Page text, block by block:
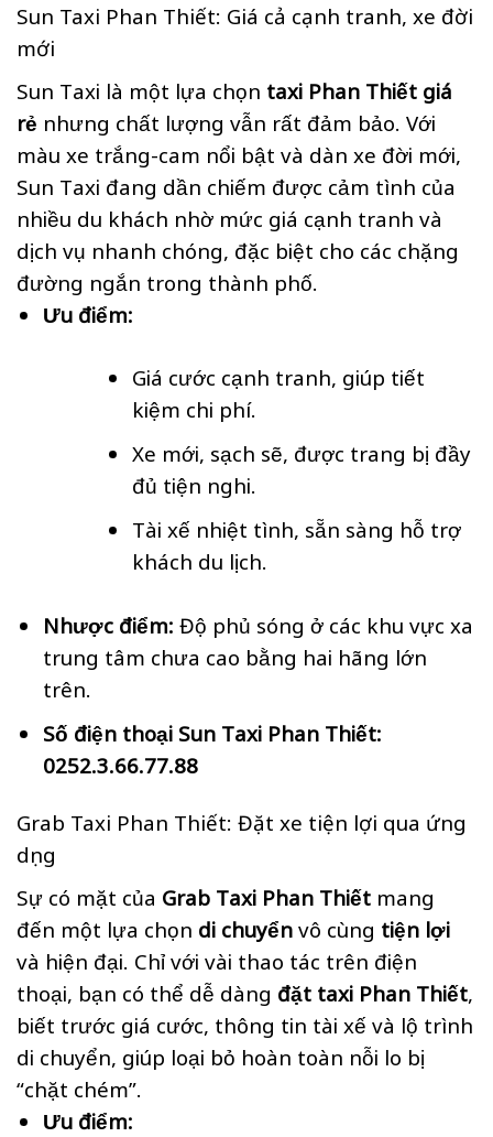
Sun Taxi Phan Thiết: Giá cả cạnh tranh, xe đời
mới
Sun Taxi là một lựa chọn taxi Phan Thiết giá
rẻ nhưng chất lượng vẫn rất đảm bảo. Với
màu xe trắng-cam nổi bật và dàn xe đời mới,
Sun Taxi đang dần chiếm được cảm tình của
nhiều du khách nhờ mức giá cạnh tranh và
dịch vụ nhanh chóng, đặc biệt cho các chặng
đường ngắn trong thành phố.
Ưu điểm:
Giá cước cạnh tranh, giúp tiết
kiệm chi phí.
Xe mới, sạch sẽ, được trang bị đầy
đủ tiện nghi.
Tài xế nhiệt tình, sẵn sàng hỗ trợ
khách du lịch.
Nhược điểm: Độ phủ sóng ở các khu vực xa
trung tâm chưa cao bằng hai hãng lớn
trên.
Số điện thoại Sun Taxi Phan Thiết:
0252.3.66.77.88
Grab Taxi Phan Thiết: Đặt xe tiện lợi qua ứng
dụng
Sự có mặt của Grab Taxi Phan Thiết mang
đến một lựa chọn di chuyểnvô cùng tiện lợi
và hiện đại. Chỉ với vài thao tác trên điện
thoại, bạn có thể dễ dàng đặt taxi Phan Thiết,
biết trước giá cước, thông tin tài xế và lộ trình
di chuyển, giúp loại bỏ hoàn toàn nỗi lo bị
“chặt chém”.
Ưu điểm: